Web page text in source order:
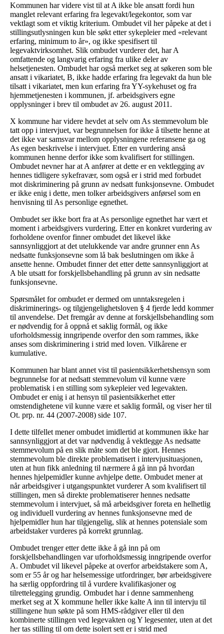
Kommunen har videre vist til at A ikke ble ansatt fordi hun
manglet relevant erfaring fra legevakt/legekontor, som var
vektlagt som et viktig kriterium. Ombudet vil her påpeke at det i
stillingsutlysningen kun ble søkt etter sykepleier med «relevant
erfaring, minimum to år», og ikke spesifisert til
legevaktvirksomhet. Slik ombudet vurderer det, har A
omfattende og langvarig erfaring fra ulike deler av
helsetjenesten. Ombudet har også merket seg at søkeren som ble
ansatt i vikariatet, B, ikke hadde erfaring fra legevakt da hun ble
tilsatt i vikariatet, men kun erfaring fra YY-sykehuset og fra
hjemmetjenesten i kommunen, jf. arbeidsgivers egne
opplysninger i brev til ombudet av 26. august 2011.
X kommune har videre hevdet at selv om As stemmevolum ble
tatt opp i intervjuet, var begrunnelsen for ikke å tilsette henne at
det ikke var samsvar mellom opplysningene referansene ga og
As egen beskrivelse i intervjuet. Etter en vurdering anså
kommunen henne derfor ikke som kvalifisert for stillingen.
Ombudet nevner har at A anfører at dette er en vektlegging av
hennes tidligere sykefravær, som også er i strid med forbudet
mot diskriminering på grunn av nedsatt funksjonsevne. Ombudet
er ikke enig i dette, men tolker arbeidsgivers anførsel som en
henvisning til As personlige egnethet.
Ombudet ser ikke bort fra at As personlige egnethet har vært et
moment i arbeidsgivers vurdering. Etter en konkret vurdering av
forholdene ovenfor finner ombudet det likevel ikke
sannsynliggjort at det utelukkende var andre grunner enn As
nedsatte funksjonsevne som lå bak beslutningen om ikke å
ansette henne. Ombudet finner det etter dette sannsynliggjort at
A ble utsatt for forskjellsbehandling på grunn av sin nedsatte
funksjonsevne.
Spørsmålet for ombudet er dermed om unntaksregelen i
diskriminerings- og tilgjengelighetsloven § 4 fjerde ledd kommer
til anvendelse. Det fremgår av denne at forskjellsbehandling som
er nødvendig for å oppnå et saklig formål, og ikke
uforholdsmessig inngripende overfor den som rammes, ikke
anses som diskriminering i strid med loven. Vilkårene er
kumulative.
Kommunen har blant annet vist til pasientsikkerhetshensyn som
begrunnelse for at nedsatt stemmevolum vil kunne være
problematisk i en stilling som sykepleier ved legevakten.
Ombudet er enig i at hensyn til pasientsikkerhet etter
omstendighetene vil kunne være et saklig formål, og viser her til
Ot. prp. nr. 44 (2007-2008) side 107.
I dette tilfellet mener ombudet imidlertid at kommunen ikke har
sannsynliggjort at det var nødvendig å vektlegge As nedsatte
stemmevolum på en slik måte som det ble gjort. Hennes
stemmevolum ble direkte problematisert i intervjusituasjonen,
uten at hun fikk anledning til nærmere å gå inn på hvordan
hennes hjelpemidler kunne avhjelpe dette. Ombudet mener at
når arbeidsgiver i utgangspunktet vurderer A som kvalifisert til
stillingen, men så direkte problematiserer hennes nedsatte
stemmevolum i intervjuet, så må arbeidsgiver foreta en helhetlig
og individuell vurdering av hennes funksjonsevne med de
hjelpemidler hun har tilgjengelig, slik at hennes potensiale som
arbeidstaker vurderes på korrekt grunnlag.
Ombudet trenger etter dette ikke å gå inn på om
forskjellsbehandlingen var uforholdsmessig inngripende overfor
A. Ombudet vil likevel påpeke at overfor arbeidstakere som A,
som er 55 år og har helsemessige utfordringer, bør arbeidsgivere
ha særlig oppfordring til å vurdere kvalifikasjoner og
tilrettelegging grundig. Ombudet har i denne sammenheng
merket seg at X kommune heller ikke kalte A inn til intervju til
stillingene hun søkte på som HMS-rådgiver eller til den
kombinerte stillingen ved legevakten og Y legesenter, uten at det
her tas stilling til om dette isolert sett er i strid med